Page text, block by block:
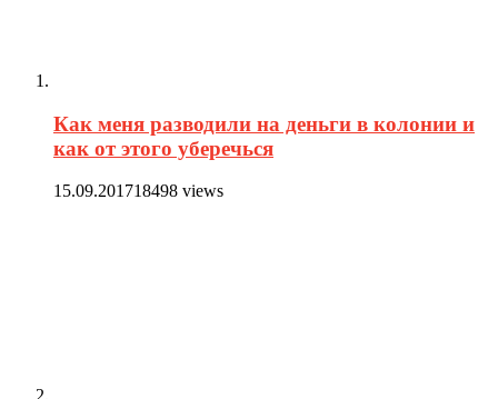
Как меня разводили на деньги в колонии и
как от этого уберечься
15.09.201718498 views